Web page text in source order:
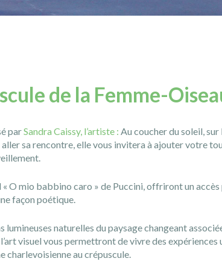
de la Femme-
parSandra Caissy, l’artiste :Au coucher du soleil,
sa rencontre, elle vous invitera à ajouter votre
« O mio babbino caro » de Puccini, offriront un
façon poétique.
naturelles du paysage changeant
visuel vous permettront de vivre des expériences
charlevoisienne au crépuscule.